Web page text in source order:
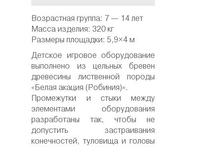
Возрастная группа: 7 — 14 лет
Масса изделия: 320 кг
Размеры площадки: 5,9×4 м
Детское игровое оборудование
выполнено из цельных бревен
древесины лиственной породы
«Белая акация (Робиния)».
Промежутки и стыки между
элементами оборудования
разработаны так, чтобы не
допустить застраивания
конечностей, туловища и головы